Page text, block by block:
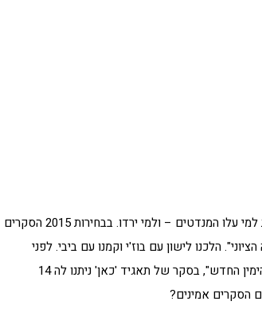
בתקופה זו אנו מוצאים עצמנו מידי ערב צמודים למסך בכדי לגלות למי עלו המנדטים – ולמי ירדו. בבחירות 2015 הסקרים
הלכנו לישון עם בוז'י וקמנו עם ביבי. לפני
כשבוע, לאחר הכרזתם של השרים בנט ושקד על הקמת מפלגת "הימין החדש", בסקר של תאגיד 'כאן' ניתנו לה 14